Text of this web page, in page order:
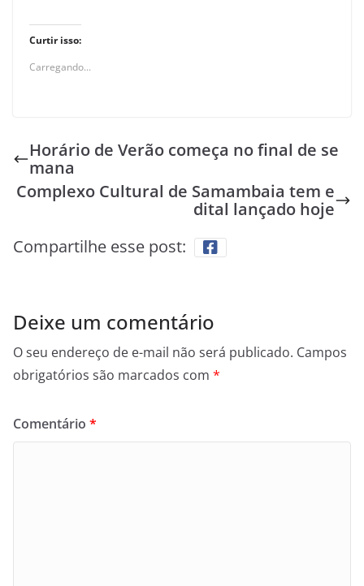
Curtir isso:
Carregando...
Horário de Verão começa no final de se
mana
Complexo Cultural de Samambaia tem e
dital lançado hoje
Compartilhe esse post:
Deixe um comentário
O seu endereço de e-mail não será publicado. Campos
obrigatórios são marcados com *
Comentário *